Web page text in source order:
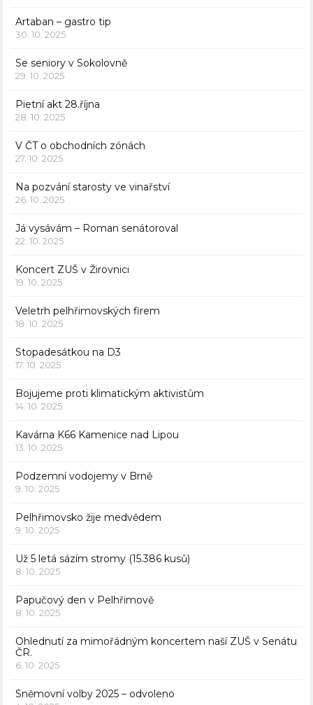
Artaban – gastro tip
30. 10. 2025
Se seniory v Sokolovně
29. 10. 2025
Pietní akt 28.října
28. 10. 2025
V ČT o obchodních zónách
27. 10. 2025
Na pozvání starosty ve vinařství
26. 10. 2025
Já vysávám – Roman senátoroval
22. 10. 2025
Koncert ZUŠ v Žirovnici
19. 10. 2025
Veletrh pelhřimovských firem
18. 10. 2025
Stopadesátkou na D3
17. 10. 2025
Bojujeme proti klimatickým aktivistům
14. 10. 2025
Kavárna K66 Kamenice nad Lipou
13. 10. 2025
Podzemní vodojemy v Brně
9. 10. 2025
Pelhřimovsko žije medvědem
9. 10. 2025
Už 5 letá sázím stromy (15.386 kusů)
8. 10. 2025
Papučový den v Pelhřimově
8. 10. 2025
Ohlednutí za mimořádným koncertem naší ZUŠ v Senátu
ČR.
6. 10. 2025
Sněmovní volby 2025 – odvoleno